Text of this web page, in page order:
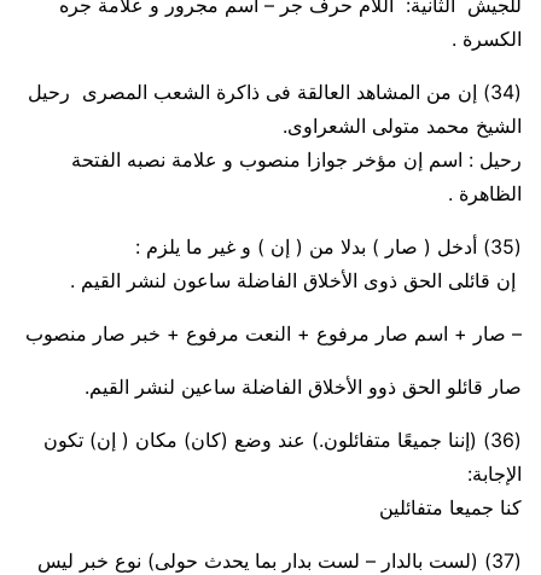
للجيش الثانية: اللام حرف جر – اسم مجرور و علامة جره
الكسرة .
(34) إن من المشاهد العالقة فى ذاكرة الشعب المصرى رحيل
الشيخ محمد متولى الشعراوى.
رحيل : اسم إن مؤخر جوازا منصوب و علامة نصبه الفتحة
الظاهرة .
(35)
أدخل ( صار ) بدلا من ( إن ) و غير ما يلزم :
إن قائلى الحق ذوى الأخلاق الفاضلة ساعون لنشر القيم .
– صار + اسم صار مرفوع + النعت مرفوع + خبر صار منصوب
صار قائلو الحق ذوو الأخلاق الفاضلة ساعين لنشر القيم.
(36)
(إننا جميعًا متفائلون.) عند وضع (كان) مكان ( إن) تكون
الإجابة:
كنا جميعا متفائلين
(37)
(لست بالدار – لست بدار بما يحدث حولى) نوع خبر ليس